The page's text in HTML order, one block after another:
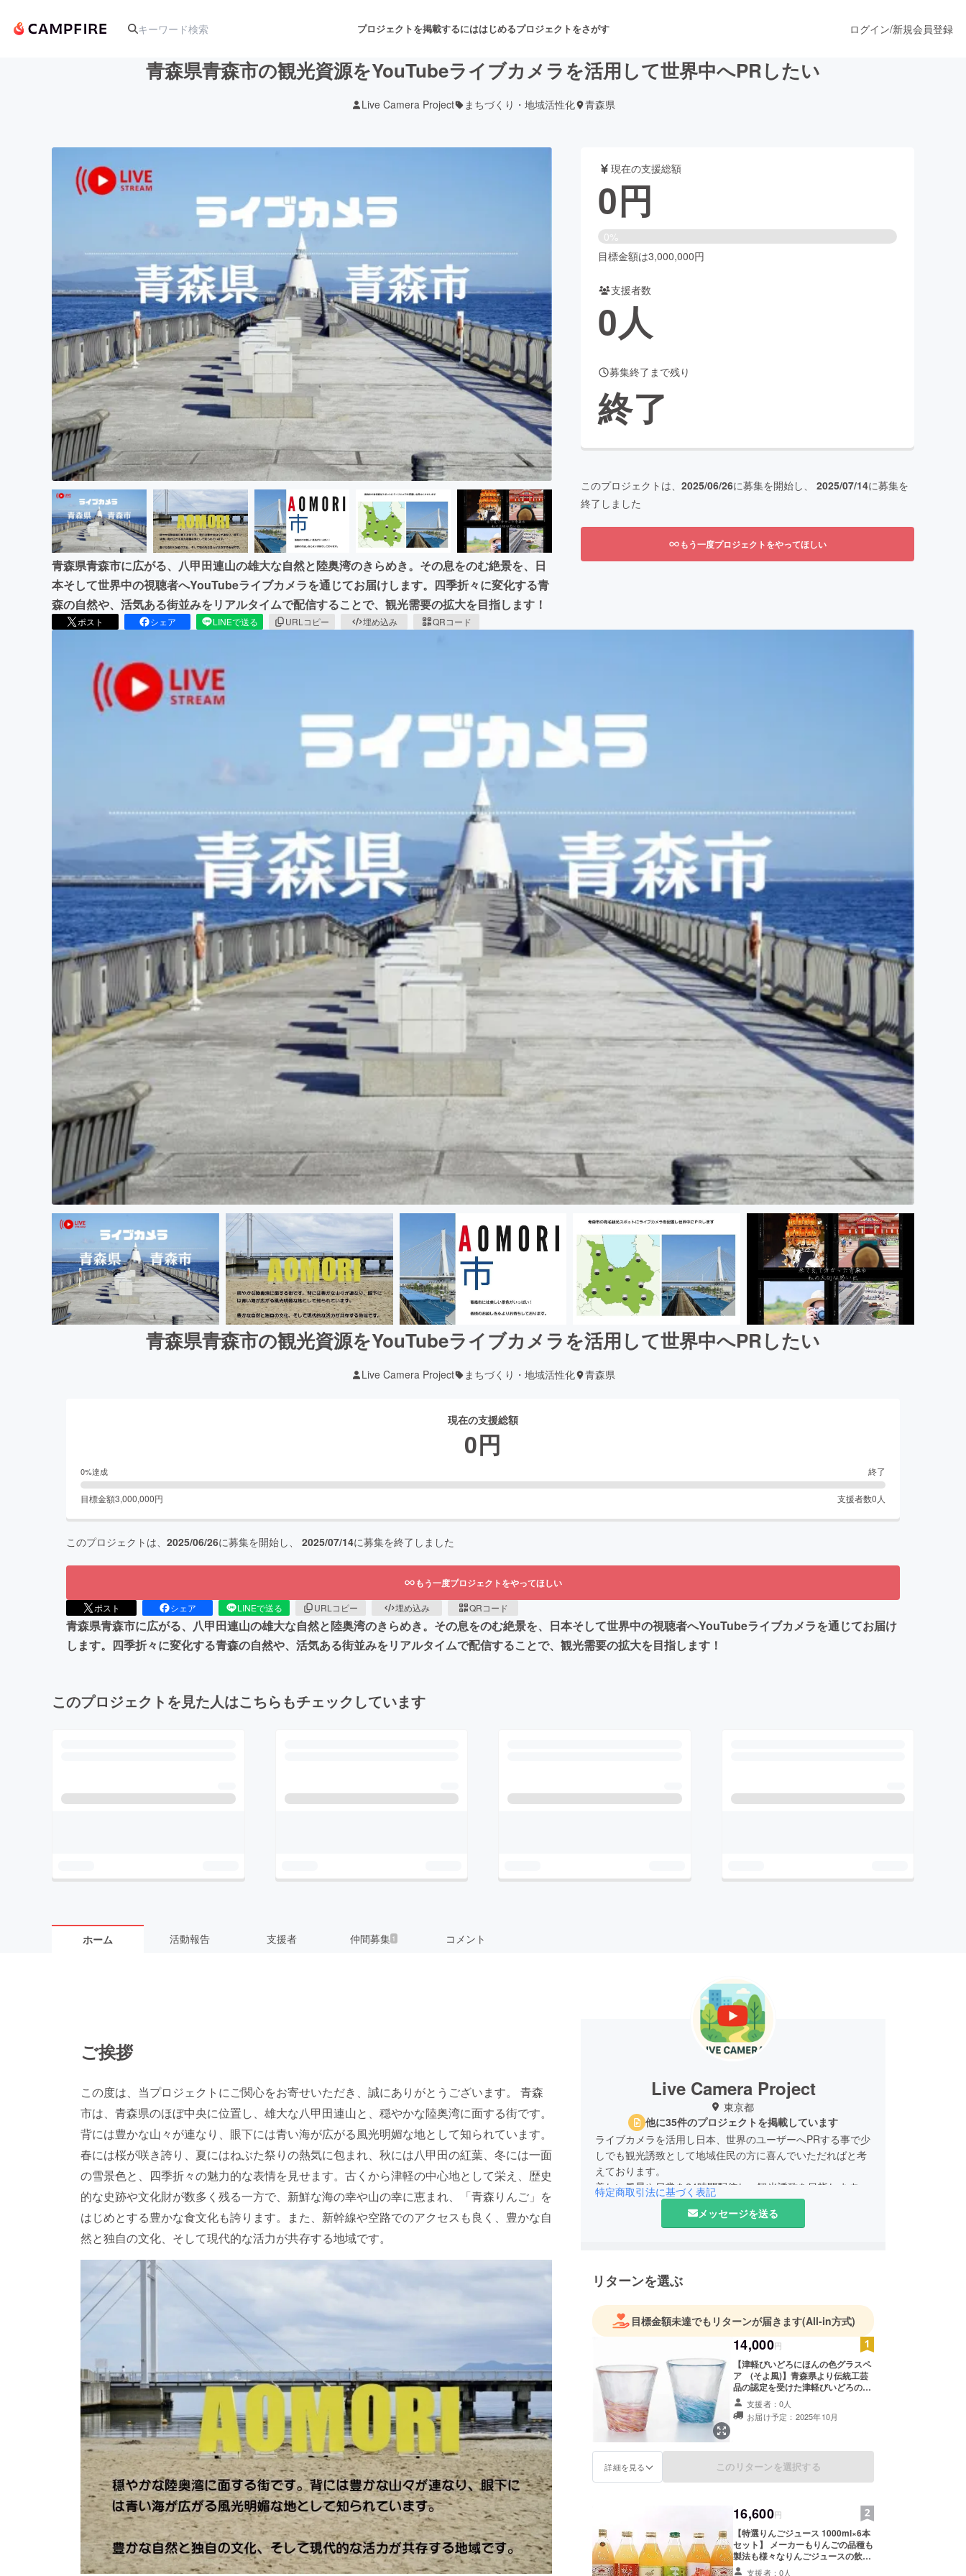
プロジェクトを掲載するにははじめるプロジェクトをさがす
アート・写真 舞台・パフォーマンス
テクノロジー・ガジェット ゲーム・サービス開発
映像・映画 書籍・雑誌出版
ビジネス・起業 チャレンジ ビューティー・ヘルスケア
まちづくり・地域活性化
CAMPFIRE for Social GoodCAMPFIRE Creation
CAMPFIREふるさと納税machi-yaコミュニティ
ログイン/新規会員登録
青森県青森市の観光資源をYouTubeライブカメラを活用して世界中へPRしたい
Live Camera Project まちづくり・地域活性化 青森県
青森県青森市に広がる、八甲田連山の雄大な自然と陸奥湾のきらめき。その息をのむ絶景を、日
本そして世界中の視聴者へYouTubeライブカメラを通じてお届けします。四季折々に変化する青
森の自然や、活気ある街並みをリアルタイムで配信することで、観光需要の拡大を目指します！
ポスト シェア LINEで送る URLコピー 埋め込み QRコード
現在の支援総額
0円
0%
目標金額は3,000,000円
支援者数
0人
募集終了まで残り
終了
このプロジェクトは、 2025/06/26に募集を開始し、 2025/07/14に募集を
終了しました
もう一度プロジェクトをやってほしい
青森県青森市の観光資源をYouTubeライブカメラを活用して世界中へPRしたい
Live Camera Project まちづくり・地域活性化 青森県
現在の支援総額
0円
0%達成 終了
目標金額3,000,000円 支援者数0 人
このプロジェクトは、 2025/06/26に募集を開始し、 2025/07/14に募集を終了しました
もう一度プロジェクトをやってほしい
ポスト シェア LINEで送る URLコピー 埋め込み QRコード
青森県青森市に広がる、八甲田連山の雄大な自然と陸奥湾のきらめき。その息をのむ絶景を、日本そして世界中の視聴者へYouTubeライブカメラを通じてお届け
します。四季折々に変化する青森の自然や、活気ある街並みをリアルタイムで配信することで、観光需要の拡大を目指します！
このプロジェクトを見た人はこちらもチェックしています
ホーム 活動報告 支援者 仲間募集 1 コメント
ご挨拶
この度は、当プロジェクトにご関心をお寄せいただき、誠にありがとうございます。 青森
市は、青森県のほぼ中央に位置し、雄大な八甲田連山と、穏やかな陸奥湾に面する街です。
背には豊かな山々が連なり、眼下には青い海が広がる風光明媚な地として知られています。
春には桜が咲き誇り、夏にはねぶた祭りの熱気に包まれ、秋には八甲田の紅葉、冬には一面
の雪景色と、四季折々の魅力的な表情を見せます。古くから津軽の中心地として栄え、歴史
的な史跡や文化財が数多く残る一方で、新鮮な海の幸や山の幸に恵まれ、「青森りんご」を
はじめとする豊かな食文化も誇ります。また、新幹線や空路でのアクセスも良く、豊かな自
然と独自の文化、そして現代的な活力が共存する地域です。
Live Camera Project
東京都
他に35件のプロジェクトを掲載しています
ライブカメラを活用し日本、世界のユーザーへPRする事で少
しでも観光誘致として地域住民の方に喜んでいただればと考
えております。
美しい風景や日常を24時間配信し、観光誘致を目指します。
地域活性化のため、ご支援ご検討のほど宜しくお願いいたし
特定商取引法に基づく表記
メッセージを送る
リターンを選ぶ
目標金額未達でもリターンが届きます(All-in方式)
14,000円
【津軽びいどろにほんの色グラスペ
ア (そよ風)】青森県より伝統工芸
品の認定を受けた津軽びいどろのシ
リーズです。 日本の伝統色(東雲
色、浅葱色)をグラスに表現しまし
た。 風が流れ渡るような色ガラスの
寧に作り上げています。 色ガラスの
ラス (そよ風) 2個(東雲色、浅葱色)
サイズ:高さ90mm 容量:約260ml
製造地:青森市
支援者：0人
お届け予定：2025年10月
詳細を見る このリターンを選択する
16,600円
【特選りんごジュース 1000ml×6本
セット】 メーカーもりんごの品種も
製法も様々なりんごジュースの飲み
比べができます。青森産りんご
支援者：0人